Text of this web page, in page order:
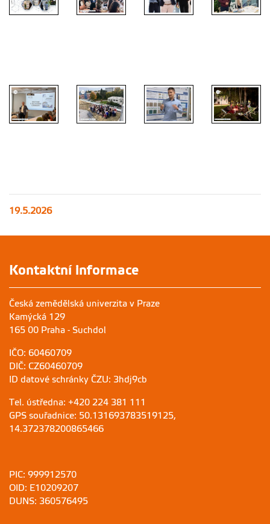
19.5.2026
Kontaktní informace
Česká zemědělská univerzita v Praze
Kamýcká 129
165 00 Praha - Suchdol
IČO: 60460709
DIČ: CZ60460709
ID datové schránky ČZU: 3hdj9cb
Tel. ústředna: +420 224 381 111
GPS souřadnice: 50.131693783519125,
14.372378200865466
PIC: 999912570
OID: E10209207
DUNS: 360576495